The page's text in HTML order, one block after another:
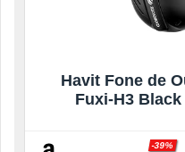
Havit Fone de
Fuxi-H3
-39%